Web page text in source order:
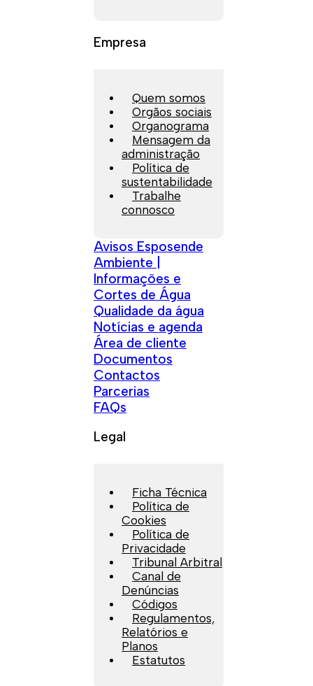
Empresa
Quem somos
Orgãos sociais
Organograma
Mensagem da
administração
Política de
sustentabilidade
Trabalhe
connosco
Avisos Esposende
Ambiente |
Informações e
Cortes de Água
Qualidade da água
Notícias e agenda
Área de cliente
Documentos
Contactos
Parcerias
FAQs
Legal
Ficha Técnica
Política de
Cookies
Política de
Privacidade
Tribunal Arbitral
Canal de
Denúncias
Códigos
Regulamentos,
Relatórios e
Planos
Estatutos